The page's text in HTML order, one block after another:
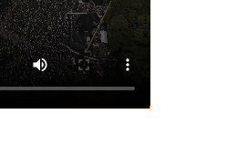
die auf
Verfahren
werden, sie müssen